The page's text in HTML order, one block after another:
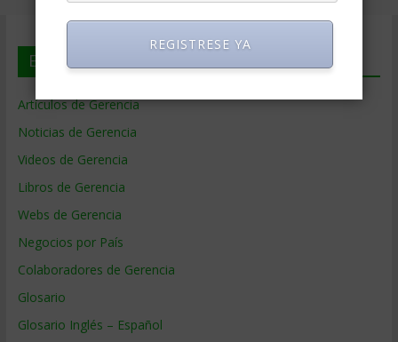
En deGerencia.com
Artículos de Gerencia
Noticias de Gerencia
Videos de Gerencia
Libros de Gerencia
Webs de Gerencia
Negocios por País
Colaboradores de Gerencia
Glosario
Glosario Inglés – Español
REGISTRESE YA